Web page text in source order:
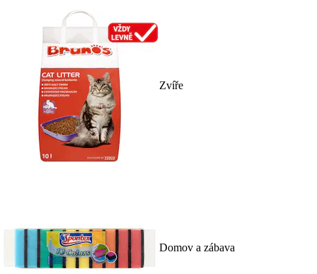
Zvíře
Domov a zábava